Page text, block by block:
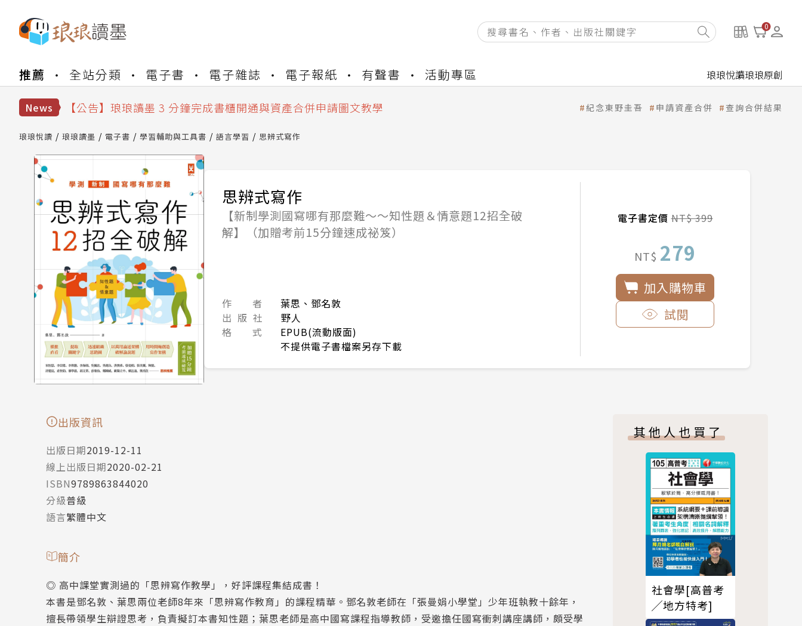
0
推薦 全站分類 電子書 電子雜誌 電子報紙 有聲書 活動專區 琅琅悅讀琅琅原創
News
【公告】琅琅讀墨數位閱讀資產合併與書櫃開通申請
【公告】琅琅讀墨 3 分鐘完成書櫃開通與資產合併申請圖文教學
【公告】琅琅讀墨數位閱讀資產合併與書櫃開通申請
紀念東野圭吾 申請資產合併 查詢合併結果
琅琅悅讀 琅琅讀墨 電子書 學習輔助與工具書 語言學習 思辨式寫作
思辨式寫作
【新制學測國寫哪有那麼難～～知性題＆情意題12招全破
解】（加贈考前15分鐘速成祕笈）
作 者
葉思、鄧名敦
出 版 社
野人
格 式
EPUB(流動版面)
不提供電子書檔案另存下載
電子書定價NT$ 399
NT$ 279
加入購物車
試閱
出版資訊
出版日期2019-12-11
線上出版日期2020-02-21
ISBN9789863844020
分級普級
語言繁體中文
簡介
◎ 高中課堂實測過的「思辨寫作教學」，好評課程集結成書！
本書是鄧名敦、葉思兩位老師8年來「思辨寫作教育」的課程精華。鄧名敦老師在「張曼娟小學堂」少年班執教十餘年，
擅長帶領學生辯證思考，負責擬訂本書知性題；葉思老師是高中國寫課程指導教師，受邀擔任國寫衝刺講座講師，頗受學
其他人也買了
社會學[高普考
╱地方特考]